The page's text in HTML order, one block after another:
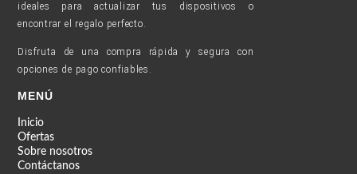
ideales para actualizar tus dispositivos o
encontrar el regalo perfecto.
Disfruta de una compra rápida y segura con
opciones de pago confiables.
MENÚ
Inicio
Ofertas
Sobre nosotros
Contáctanos